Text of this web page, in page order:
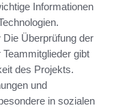
Informationen
Die Überprüfung der
gibt
des Projekts.
und
in sozialen